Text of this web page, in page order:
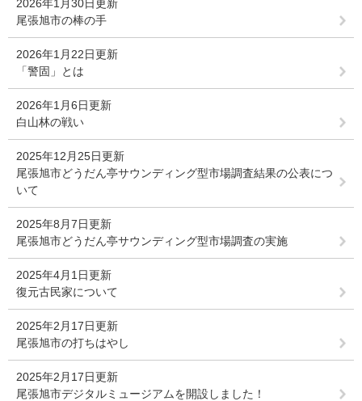
2026年1月30日更新
尾張旭市の棒の手
2026年1月22日更新
「警固」とは
2026年1月6日更新
白山林の戦い
2025年12月25日更新
尾張旭市どうだん亭サウンディング型市場調査結果の公表につ
いて
2025年8月7日更新
尾張旭市どうだん亭サウンディング型市場調査の実施
2025年4月1日更新
復元古民家について
2025年2月17日更新
尾張旭市の打ちはやし
2025年2月17日更新
尾張旭市デジタルミュージアムを開設しました！